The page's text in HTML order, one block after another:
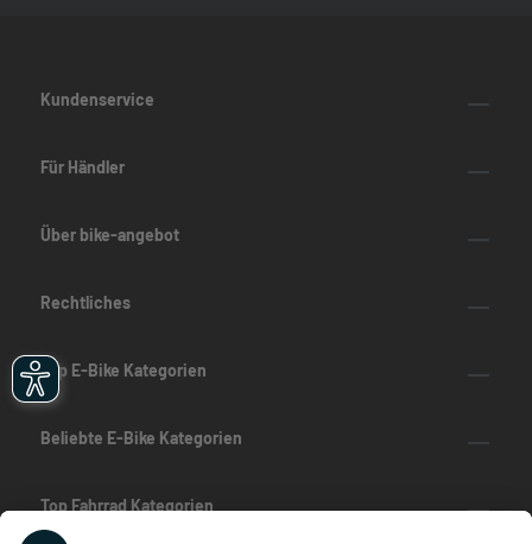
Kundenservice
Für Händler
Über bike-angebot
Rechtliches
Top E-Bike Kategorien
Beliebte E-Bike Kategorien
Top Fahrrad Kategorien